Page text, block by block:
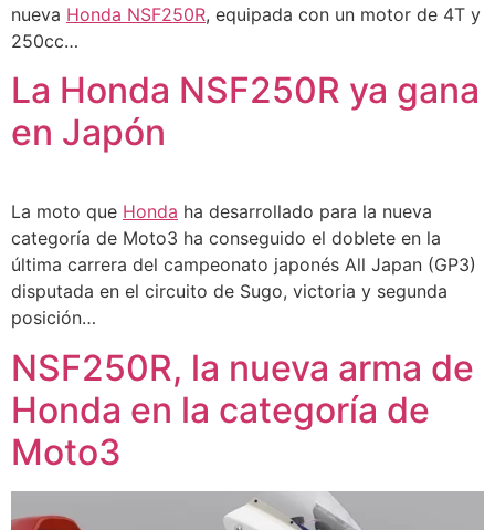
nueva Honda NSF250R, equipada con un motor de 4T y
250cc…
La Honda NSF250R ya gana
en Japón
La moto que Honda ha desarrollado para la nueva
categoría de Moto3 ha conseguido el doblete en la
última carrera del campeonato japonés All Japan (GP3)
disputada en el circuito de Sugo, victoria y segunda
posición…
NSF250R, la nueva arma de
Honda en la categoría de
Moto3